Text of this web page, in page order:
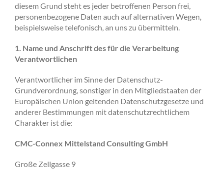
diesem Grund steht es jeder betroffenen Person frei,
personenbezogene Daten auch auf alternativen Wegen,
beispielsweise telefonisch, an uns zu übermitteln.
1. Name und Anschrift des für die Verarbeitung
Verantwortlichen
Verantwortlicher im Sinne der Datenschutz-
Grundverordnung, sonstiger in den Mitgliedstaaten der
Europäischen Union geltenden Datenschutzgesetze und
anderer Bestimmungen mit datenschutzrechtlichem
Charakter ist die:
CMC-Connex Mittelstand Consulting GmbH
Große Zellgasse 9